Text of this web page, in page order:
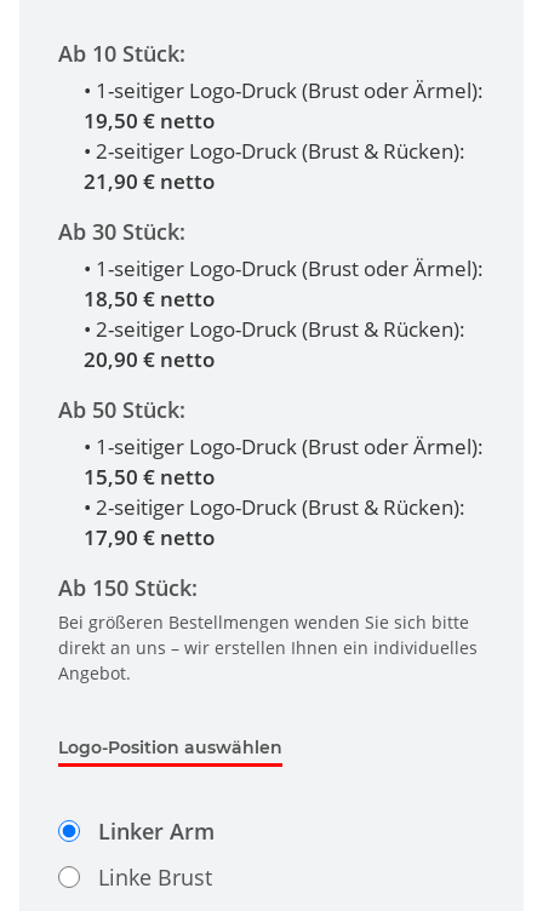
Ab 10 Stück:
• 1-seitiger Logo-Druck (Brust oder Ärmel):
19,50 € netto
• 2-seitiger Logo-Druck (Brust & Rücken):
21,90 € netto
Ab 30 Stück:
• 1-seitiger Logo-Druck (Brust oder Ärmel):
18,50 € netto
• 2-seitiger Logo-Druck (Brust & Rücken):
20,90 € netto
Ab 50 Stück:
• 1-seitiger Logo-Druck (Brust oder Ärmel):
15,50 € netto
• 2-seitiger Logo-Druck (Brust & Rücken):
17,90 € netto
Ab 150 Stück:
Bei größeren Bestellmengen wenden Sie sich bitte
direkt an uns – wir erstellen Ihnen ein individuelles
Angebot.
Logo-Position auswählen
Linker Arm
Linke Brust